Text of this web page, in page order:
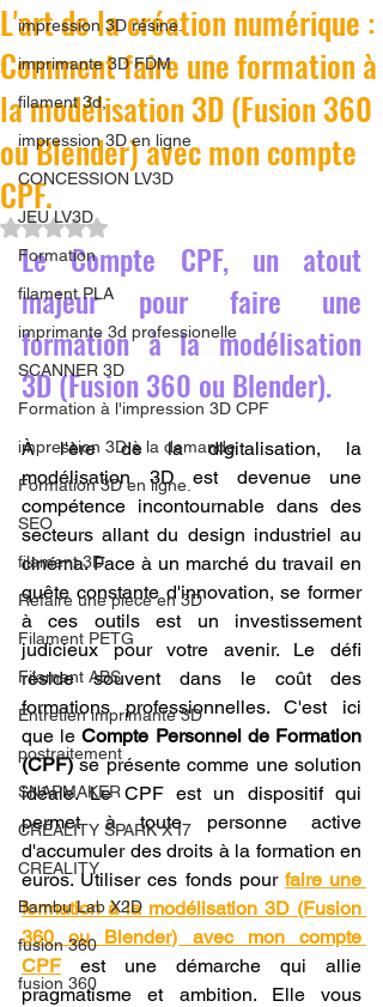
impression 3D résine.
imprimante 3D FDM
filament 3d,
impression 3D en ligne
CONCESSION LV3D
JEU LV3D
Formation
filament PLA
imprimante 3d professionelle
SCANNER 3D
Formation à l'impression 3D CPF
impression 3D à la demande
Formation 3D en ligne.
SEO
filament 3D
Refaire une piece en 3D
Filament PETG
Filament ABS
Entretien imprimante 3D
postraitement
SNAPMAKER
CRÉALITY SPARK X I7
CREALITY
Bambu Lab X2D
fusion 360
fusion 360
L'art de la création numérique :
Comment faire une formation à
la modélisation 3D (Fusion 360
ou Blender) avec mon compte
CPF.
Noté NaN étoiles sur 5.
Le Compte CPF, un atout
majeur pour faire une
formation à la modélisation
3D (Fusion 360 ou Blender).
À l'ère de la digitalisation, la
modélisation 3D est devenue une
compétence incontournable dans des
secteurs allant du design industriel au
cinéma. Face à un marché du travail en
quête constante d'innovation, se former
à ces outils est un investissement
judicieux pour votre avenir. Le défi
réside souvent dans le coût des
formations professionnelles. C'est ici
que le Compte Personnel de Formation
(CPF) se présente comme une solution
idéale. Le CPF est un dispositif qui
permet à toute personne active
d'accumuler des droits à la formation en
euros. Utiliser ces fonds pour faire une
formation à la modélisation 3D (Fusion
360 ou Blender) avec mon compte
CPF est une démarche qui allie
pragmatisme et ambition. Elle vous